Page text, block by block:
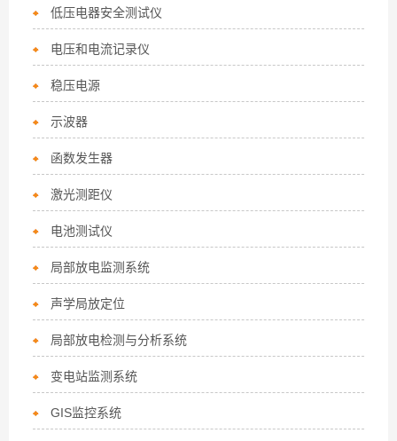
低压电器安全测试仪
电压和电流记录仪
稳压电源
示波器
函数发生器
激光测距仪
电池测试仪
局部放电监测系统
声学局放定位
局部放电检测与分析系统
变电站监测系统
GIS监控系统